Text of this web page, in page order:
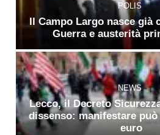
POLIS
Il Campo Largo nasce già
Guerra e austerità
NEWS
Lecco, il Decreto
dissenso: manifestare
euro